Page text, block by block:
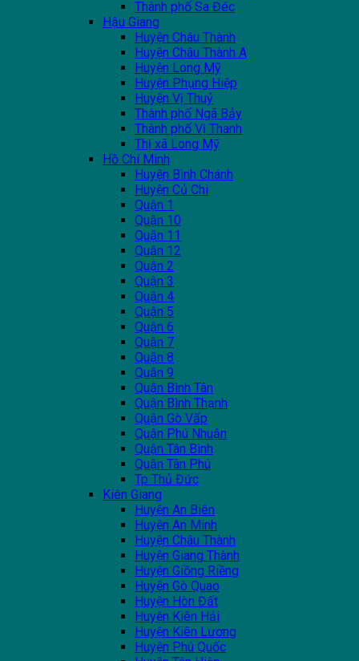
Thành phố Sa Đéc
Hậu Giang
Huyện Châu Thành
Huyện Châu Thành A
Huyện Long Mỹ
Huyện Phụng Hiệp
Huyện Vị Thuỷ
Thành phố Ngã Bảy
Thành phố Vị Thanh
Thị xã Long Mỹ
Hồ Chí Minh
Huyện Bình Chánh
Huyện Củ Chi
Quận 1
Quận 10
Quận 11
Quận 12
Quận 2
Quận 3
Quận 4
Quận 5
Quận 6
Quận 7
Quận 8
Quận 9
Quận Bình Tân
Quận Bình Thạnh
Quận Gò Vấp
Quận Phú Nhuận
Quận Tân Bình
Quận Tân Phú
Tp Thủ Đức
Kiên Giang
Huyện An Biên
Huyện An Minh
Huyện Châu Thành
Huyện Giang Thành
Huyện Giồng Riềng
Huyện Gò Quao
Huyện Hòn Đất
Huyện Kiên Hải
Huyện Kiên Lương
Huyện Phú Quốc